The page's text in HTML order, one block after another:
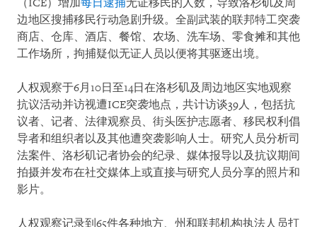
（ICE）增加每日逮捕无证移民的人数，导致洛杉矶及周
边地区搜捕移民行动急剧升级。全副武装的联邦特工突袭
商店、仓库、酒店、餐馆、农场、洗车场、零食摊和其他
工作场所，拘捕疑似无证人员以便将其驱逐出境。
人权观察于6月10日至14日在洛杉矶及周边地区实地观察
抗议活动并访视遭ICE突袭地点，共计访谈39人，包括抗
议者、记者、法律观察员、街头医护志愿者、移民权利倡
导者和组织者以及其他遭突袭影响人士。研究人员分析司
法案件、洛杉矶记者协会的纪录、媒体报导以及抗议期间
拍摄并发布在社交媒体上或直接与研究人员分享的照片和
影片。
人权观察记录到65件各种地方、州和联邦机构执法人员打